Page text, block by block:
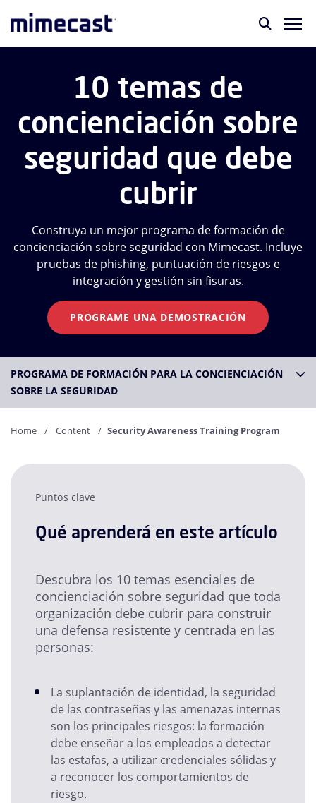
10 temas de
concienciación sobre
seguridad que debe
cubrir
Construya un mejor programa de formación de
concienciación sobre seguridad con Mimecast. Incluye
pruebas de phishing, puntuación de riesgos e
integración y gestión sin fisuras.
PROGRAME UNA DEMOSTRACIÓN
PROGRAMA DE FORMACIÓN PARA LA CONCIENCIACIÓN
SOBRE LA SEGURIDAD
Home Content Security Awareness Training Program
Puntos clave
Qué aprenderá en este artículo
Descubra los 10 temas esenciales de
concienciación sobre seguridad que toda
organización debe cubrir para construir
una defensa resistente y centrada en las
personas:
La suplantación de identidad, la seguridad
de las contraseñas y las amenazas internas
son los principales riesgos: la formación
debe enseñar a los empleados a detectar
las estafas, a utilizar credenciales sólidas y
a reconocer los comportamientos de
riesgo.